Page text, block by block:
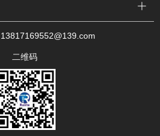
13817169552@139.com
二维码